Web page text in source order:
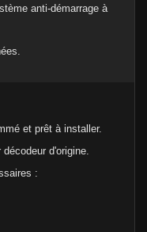
anti-démarrage à
et prêt à installer.
d'origine.
: